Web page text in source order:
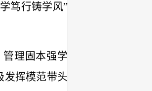
笃行铸学风”
理固本强学
发挥模范带头